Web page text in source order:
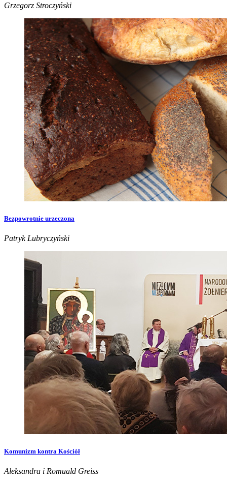
Grzegorz Stroczyński
Bezpowrotnie urzeczona
Patryk Lubryczyński
Komunizm kontra Kościół
Aleksandra i Romuald Greiss